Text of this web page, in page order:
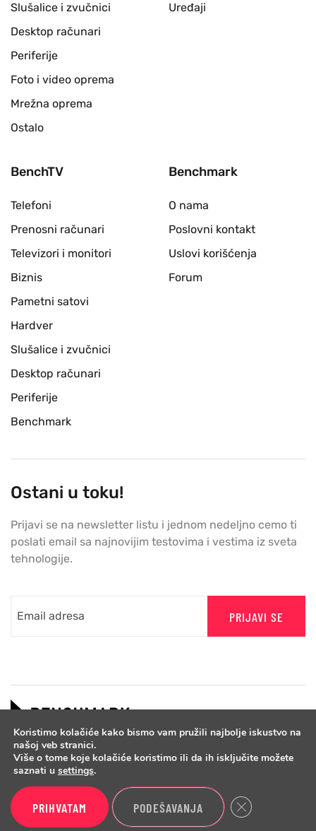
Slušalice i zvučnici
Desktop računari
Periferije
Foto i video oprema
Mrežna oprema
Ostalo
Uređaji
BenchTV
Telefoni
Prenosni računari
Televizori i monitori
Biznis
Pametni satovi
Hardver
Slušalice i zvučnici
Desktop računari
Periferije
Benchmark
Benchmark
O nama
Poslovni kontakt
Uslovi korišćenja
Forum
Ostani u toku!
Prijavi se na newsletter listu i jednom nedeljno cemo ti
poslati email sa najnovijim testovima i vestima iz sveta
tehnologije.
PRIJAVI SE
Copyright © 2026 Benchmark.
Koristimo kolačiće kako bismo vam pružili najbolje iskustvo na
našoj veb stranici.
Više o tome koje kolačiće koristimo ili da ih isključite možete
saznati u settings.
PRIHVATAM PODEŠAVANJA Close GDPR